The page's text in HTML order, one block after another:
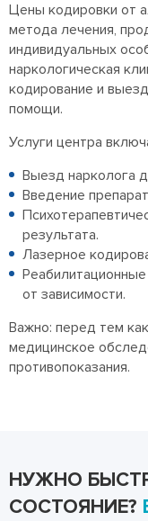
Цены кодировки от
метода лечения,
индивидуальных
наркологическая
кодирование и
помощи.
Услуги центра
Выезд нарколога
Введение
результата.
Лазерное
от зависимости.
Важно: перед тем
медицинское
противопоказания.
НУЖНО
СОСТОЯНИЕ?